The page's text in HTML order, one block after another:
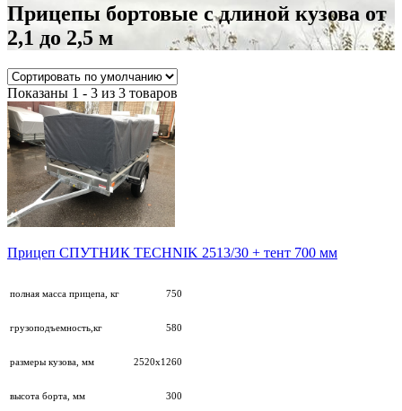
Прицепы бортовые с длиной кузова от
2,1 до 2,5 м
Показаны 1 - 3 из 3 товаров
Прицеп СПУТНИК TECHNIK 2513/30 + тент 700 мм
полная масса прицепа, кг 750
грузоподъемность,кг 580
размеры кузова, мм 2520х1260
высота борта, мм 300